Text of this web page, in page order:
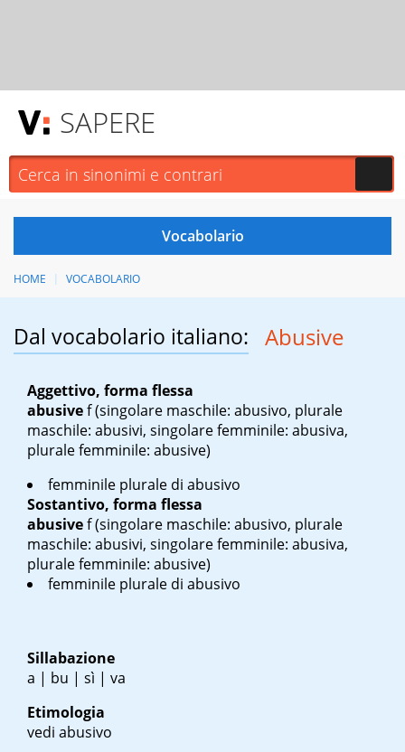
SAPERE
HOME VOCABOLARIO
Dal vocabolario italiano: Abusive
Aggettivo, forma flessa
abusivef(singolare maschile: abusivo, plurale
maschile: abusivi, singolare femminile: abusiva,
plurale femminile: abusive)
femminile plurale di abusivo
Sostantivo, forma flessa
abusivef(singolare maschile: abusivo, plurale
maschile: abusivi, singolare femminile: abusiva,
plurale femminile: abusive)
femminile plurale di abusivo
Sillabazione
a | bu | sì | va
Etimologia
vedi abusivo